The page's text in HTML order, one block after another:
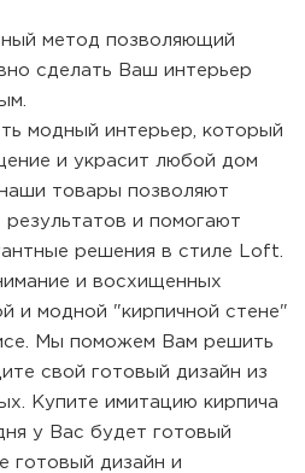
метод позволяющий
сделать Ваш интерьер
модный интерьер, который
и украсит любой дом
товары позволяют
и помогают
решения в стиле Loft.
и восхищенных
и модной "кирпичной стене"
Мы поможем Вам решить
свой готовый дизайн из
Купите имитацию кирпича
у Вас будет готовый
готовый дизайн и